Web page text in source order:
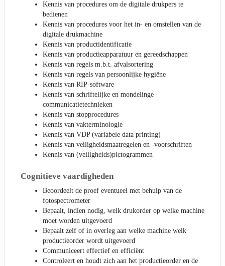
Kennis van procedures om de digitale drukpers te
bedienen
Kennis van procedures voor het in- en omstellen van de
digitale drukmachine
Kennis van productidentificatie
Kennis van productieapparatuur en gereedschappen
Kennis van regels m.b.t. afvalsortering
Kennis van regels van persoonlijke hygiëne
Kennis van RIP-software
Kennis van schriftelijke en mondelinge
communicatietechnieken
Kennis van stopprocedures
Kennis van vakterminologie
Kennis van VDP (variabele data printing)
Kennis van veiligheidsmaatregelen en -voorschriften
Kennis van (veiligheids)pictogrammen
Cognitieve vaardigheden
Beoordeelt de proef eventueel met behulp van de
fotospectrometer
Bepaalt, indien nodig, welk drukorder op welke machine
moet worden uitgevoerd
Bepaalt zelf of in overleg aan welke machine welk
productieorder wordt uitgevoerd
Communiceert effectief en efficiënt
Controleert en houdt zich aan het productieorder en de